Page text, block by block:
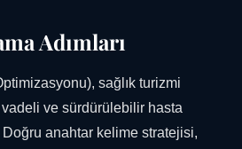
Adımları
sağlık turizmi
ve sürdürülebilir hasta
Doğru anahtar kelime stratejisi,